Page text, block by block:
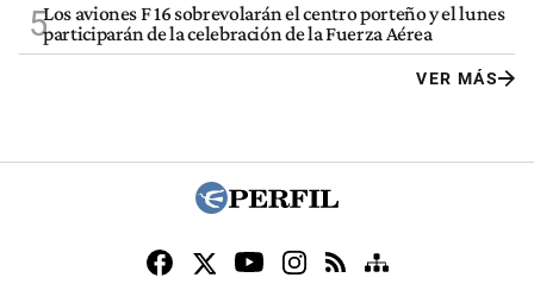
5Los aviones F 16 sobrevolarán el centro porteño y el lunes
participarán de la celebración de la Fuerza Aérea
VER MÁS